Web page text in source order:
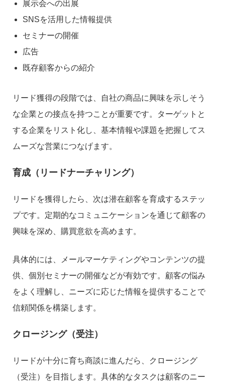
展示会への出展
SNSを活用した情報提供
セミナーの開催
広告
既存顧客からの紹介
リード獲得の段階では、自社の商品に興味を示しそう
な企業との接点を持つことが重要です。ターゲットと
する企業をリスト化し、基本情報や課題を把握してス
ムーズな営業につなげます。
育成（リードナーチャリング）
リードを獲得したら、次は潜在顧客を育成するステッ
プです。定期的なコミュニケーションを通じて顧客の
興味を深め、購買意欲を高めます。
具体的には、メールマーケティングやコンテンツの提
供、個別セミナーの開催などが有効です。顧客の悩み
をよく理解し、ニーズに応じた情報を提供することで
信頼関係を構築します。
クロージング（受注）
リードが十分に育ち商談に進んだら、クロージング
（受注）を目指します。具体的なタスクは顧客のニー